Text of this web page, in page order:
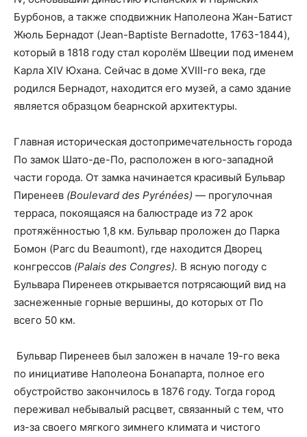
Бурбонов, а также сподвижник Наполеона Жан-Батист
Жюль Бернадот (Jean-Baptiste Bernadotte, 1763-1844),
который в 1818 году стал королём Швеции под именем
Карла XIV Юхана. Сейчас в доме XVIII-го века, где
родился Бернадот, находится его музей, а само здание
является образцом беарнской архитектуры.
Главная историческая достопримечательность города
По замок Шато-де-По, расположен в юго-западной
части города. От замка начинается красивый Бульвар
Пиренеев (Boulevard des Pyrénées) — прогулочная
терраса, покоящаяся на балюстраде из 72 арок
протяжённостью 1,8 км. Бульвар проложен до Парка
Бомон (Parc du Beaumont), где находится Дворец
конгрессов (Palais des Congres). В ясную погоду с
Бульвара Пиренеев открывается потрясающий вид на
заснеженные горные вершины, до которых от По
всего 50 км.
Бульвар Пиренеев был заложен в начале 19-го века
по инициативе Наполеона Бонапарта, полное его
обустройство закончилось в 1876 году. Тогда город
переживал небывалый расцвет, связанный с тем, что
из-за своего мягкого зимнего климата и чистого